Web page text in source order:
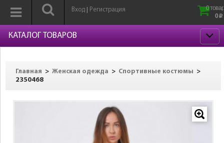
Вход Регистрация
0
0 p
КАТАЛОГ ТОВАРОВ
Главная > Женская одежда > Спортивные костюмы
>
2350468